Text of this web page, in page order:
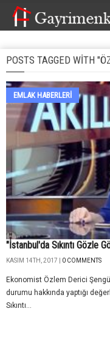
POSTS TAGGED WITH
EMLAK HABERLERI
"İstanbul'da Sıkıntı Gözle
KASIM 14TH, 2017 | 0 COMMENTS
Ekonomist Özlem Derici
durumu hakkında yaptığı
Sıkıntı...